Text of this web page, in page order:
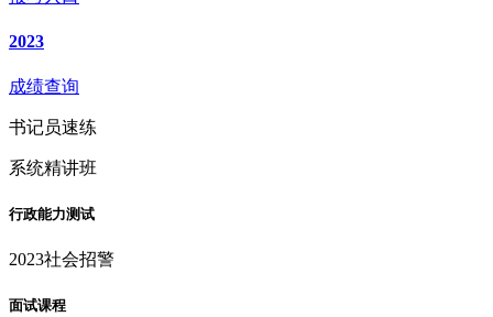
2023
成绩查询
书记员速练
系统精讲班
行政能力测试
2023社会招警
面试课程